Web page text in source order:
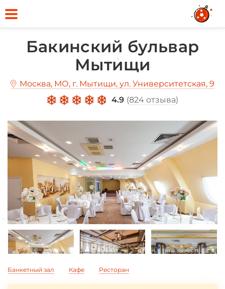
Бакинский бульвар
Мытищи
Москва, МО, г. Мытищи, ул. Университетская, 9
4.9 (824 отзыва)
Банкетный зал Кафе Ресторан
*
*